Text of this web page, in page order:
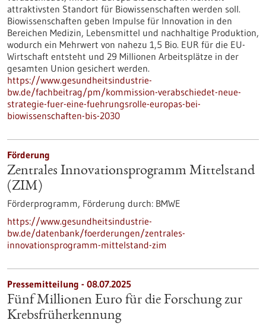
attraktivsten Standort für Biowissenschaften werden soll.
Biowissenschaften geben Impulse für Innovation in den
Bereichen Medizin, Lebensmittel und nachhaltige Produktion,
wodurch ein Mehrwert von nahezu 1,5 Bio. EUR für die EU-
Wirtschaft entsteht und 29 Millionen Arbeitsplätze in der
gesamten Union gesichert werden.
https://www.gesundheitsindustrie-
bw.de/fachbeitrag/pm/kommission-verabschiedet-neue-
strategie-fuer-eine-fuehrungsrolle-europas-bei-
biowissenschaften-bis-2030
Förderung
Zentrales Innovationsprogramm Mittelstand
(ZIM)
Förderprogramm, Förderung durch: BMWE
https://www.gesundheitsindustrie-
bw.de/datenbank/foerderungen/zentrales-
innovationsprogramm-mittelstand-zim
Pressemitteilung - 08.07.2025
Fünf Millionen Euro für die Forschung zur
Krebsfrüherkennung